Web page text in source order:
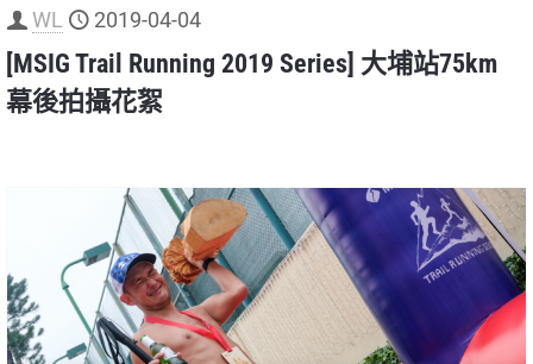
WL 2019-04-04
[MSIG Trail Running 2019 Series] 大埔站75km
幕後拍攝花絮